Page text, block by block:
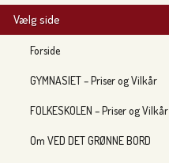
Vælg side
Forside
GYMNASIET – Priser og Vilkår
FOLKESKOLEN – Priser og Vilkår
Om VED DET GRØNNE BORD